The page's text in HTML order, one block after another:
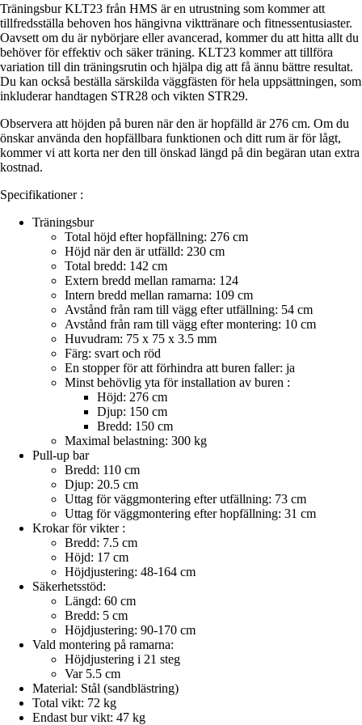
Träningsbur KLT23 från HMS är en utrustning som kommer att
tillfredsställa behoven hos hängivna vikttränare och fitnessentusiaster.
Oavsett om du är nybörjare eller avancerad, kommer du att hitta allt du
behöver för effektiv och säker träning. KLT23 kommer att tillföra
variation till din träningsrutin och hjälpa dig att få ännu bättre resultat.
Du kan också beställa särskilda väggfästen för hela uppsättningen, som
inkluderar handtagen STR28 och vikten STR29.
Observera att höjden på buren när den är hopfälld är 276 cm. Om du
önskar använda den hopfällbara funktionen och ditt rum är för lågt,
kommer vi att korta ner den till önskad längd på din begäran utan extra
kostnad.
Specifikationer :
Träningsbur
Total höjd efter hopfällning: 276 cm
Höjd när den är utfälld: 230 cm
Total bredd: 142 cm
Extern bredd mellan ramarna: 124
Intern bredd mellan ramarna: 109 cm
Avstånd från ram till vägg efter utfällning: 54 cm
Avstånd från ram till vägg efter montering: 10 cm
Huvudram: 75 x 75 x 3.5 mm
Färg: svart och röd
En stopper för att förhindra att buren faller: ja
Minst behövlig yta för installation av buren :
Höjd: 276 cm
Djup: 150 cm
Bredd: 150 cm
Maximal belastning: 300 kg
Pull-up bar
Bredd: 110 cm
Djup: 20.5 cm
Uttag för väggmontering efter utfällning: 73 cm
Uttag för väggmontering efter hopfällning: 31 cm
Krokar för vikter :
Bredd: 7.5 cm
Höjd: 17 cm
Höjdjustering: 48-164 cm
Säkerhetsstöd:
Längd: 60 cm
Bredd: 5 cm
Höjdjustering: 90-170 cm
Vald montering på ramarna:
Höjdjustering i 21 steg
Var 5.5 cm
Material: Stål (sandblästring)
Total vikt: 72 kg
Endast bur vikt: 47 kg